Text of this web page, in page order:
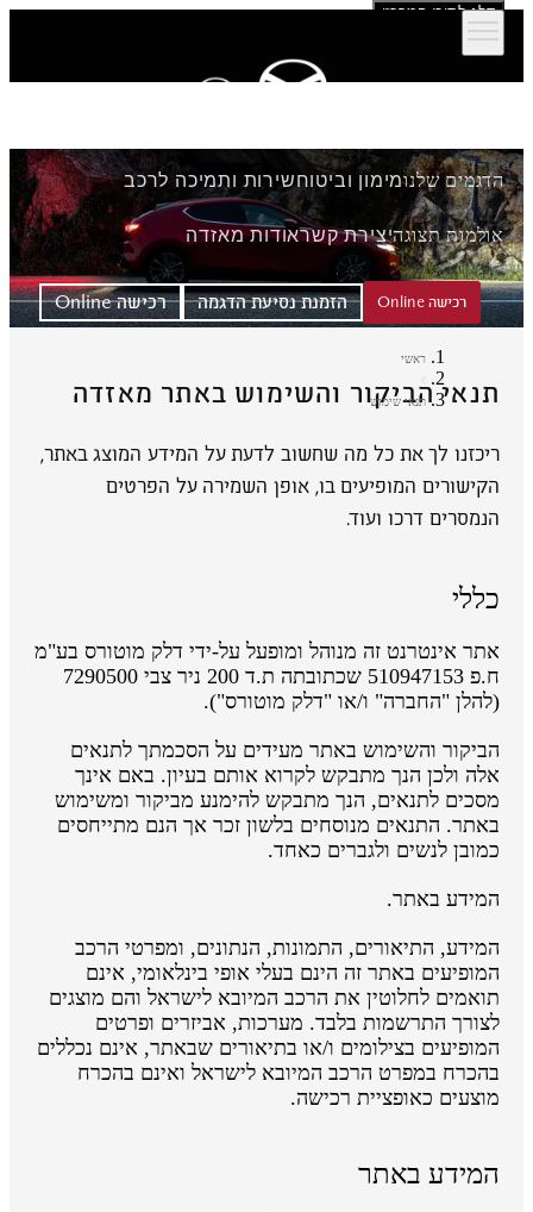
דלג לתוכן המרכזי
הדגמים שלנומימון וביטוחשירות ותמיכה לרכב
אולמות תצוגהיצירת קשראודות מאזדה
רכישה Online הזמנת נסיעת הדגמה רכישה Online
ראשי
תנאי שימוש
תנאי הביקור והשימוש באתר מאזדה
ריכזנו לך את כל מה שחשוב לדעת על המידע המוצג באתר,
הקישורים המופיעים בו, אופן השמירה על הפרטים
הנמסרים דרכו ועוד.
כללי
אתר אינטרנט זה מנוהל ומופעל על-ידי דלק מוטורס בע"מ
ח.פ 510947153 שכתובתה ת.ד 200 ניר צבי 7290500
(להלן "החברה" ו/או "דלק מוטורס").
הביקור והשימוש באתר מעידים על הסכמתך לתנאים
אלה ולכן הנך מתבקש לקרוא אותם בעיון. באם אינך
מסכים לתנאים, הנך מתבקש להימנע מביקור ומשימוש
באתר. התנאים מנוסחים בלשון זכר אך הנם מתייחסים
כמובן לנשים ולגברים כאחד.
המידע באתר.
המידע, התיאורים, התמונות, הנתונים, ומפרטי הרכב
המופיעים באתר זה הינם בעלי אופי בינלאומי, אינם
תואמים לחלוטין את הרכב המיובא לישראל והם מוצגים
לצורך התרשמות בלבד. מערכות, אביזרים ופרטים
המופיעים בצילומים ו/או בתיאורים שבאתר, אינם נכללים
בהכרח במפרט הרכב המיובא לישראל ואינם בהכרח
מוצעים כאופציית רכישה.
המידע באתר